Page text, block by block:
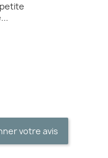
votre avis